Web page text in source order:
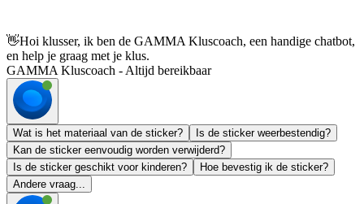
👋Hoi klusser, ik ben de GAMMA Kluscoach, een handige chatbot,
en help je graag met je klus.
GAMMA Kluscoach - Altijd bereikbaar
Wat is het materiaal van de sticker?
Is de sticker weerbestendig?
Kan de sticker eenvoudig worden verwijderd?
Is de sticker geschikt voor kinderen?
Hoe bevestig ik de sticker?
Andere vraag...